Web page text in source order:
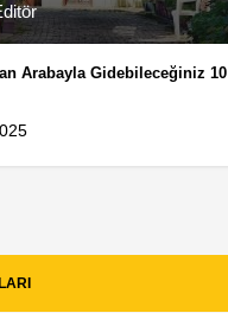
Arabayla Gidebileceğiniz 10